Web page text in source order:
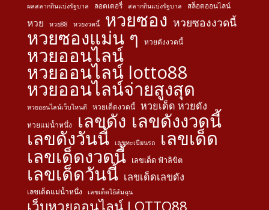
ผลสลากกินแบ่งรัฐบาล
ลอตเตอรี่ สลากกินแบ่งรัฐบาล สล็อตออนไลน์
หวย หวย88 หวยงวดนี้ หวยซอง หวยซองงวดนี้
หวยซองแม่น ๆ หวยดังงวดนี้
หวยออนไลน์
หวยออนไลน์ lotto88
หวยออนไลน์จ่ายสูงสุด
หวยออนไลน์เว็บไหนดี หวยเด็ดงวดนี้ หวยเด็ด หวยดัง
หวยแม่น้ำหนึ่ง เลขดัง เลขดังงวดนี้
เลขดังวันนี้ เลขทะเบียนรถ เลขเด็ด
เลขเด็ดงวดนี้ เลขเด็ด ฟ้าลิขิต
เลขเด็ดวันนี้ เลขเด็ดเลขดัง
เลขเด็ดแม่น้ำหนึ่ง เลขเด็ดไอ้ส้มฉุน
เว็บหวยออนไลน์ LOTTO88